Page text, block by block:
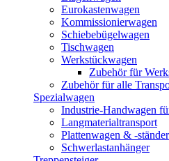
Eurokastenwagen
Kommissionierwagen
Schiebebügelwagen
Tischwagen
Werkstückwagen
Zubehör für
Zubehör für alle
Spezialwagen
Industrie-Handwagen
Langmaterialtransport
Plattenwagen & -ständer
Schwerlastanhänger